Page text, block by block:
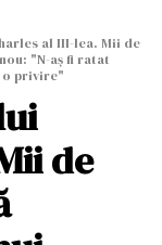
al III-lea. Mii de
"N-aş fi ratat
o privire"
de